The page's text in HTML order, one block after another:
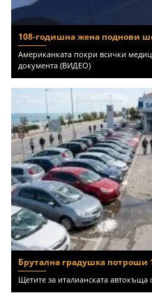
108-годишна жена поднови
Американката покри всички
документа (ВИДЕО)
Брутална градушка потроши
Щетите за италианската